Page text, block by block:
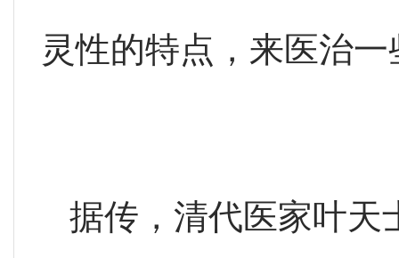
灵性的特点，来医治
据传，清代医家叶天